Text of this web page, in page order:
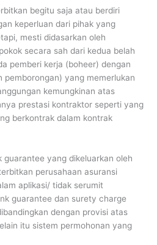
begitu saja atau berdiri
keperluan dari pihak yang
mesti didasarkan oleh
secara sah dari kedua belah
pemberi kerja (boheer) dengan
pemborongan) yang memerlukan
kemungkinan atas
prestasi kontraktor seperti yang
berkontrak dalam kontrak
guarantee yang dikeluarkan oleh
perusahaan asuransi
aplikasi/ tidak serumit
guarantee dan surety charge
dengan provisi atas
itu sistem permohonan yang